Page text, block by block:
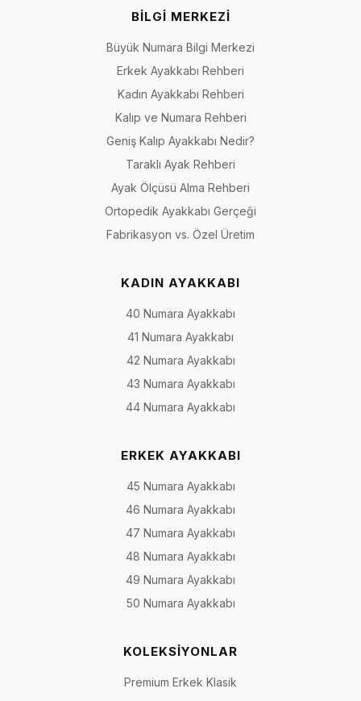
BİLGİ MERKEZİ
Büyük Numara Bilgi Merkezi
Erkek Ayakkabı Rehberi
Kadın Ayakkabı Rehberi
Kalıp ve Numara Rehberi
Geniş Kalıp Ayakkabı Nedir?
Taraklı Ayak Rehberi
Ayak Ölçüsü Alma Rehberi
Ortopedik Ayakkabı Gerçeği
Fabrikasyon vs. Özel Üretim
KADIN AYAKKABI
40 Numara Ayakkabı
41 Numara Ayakkabı
42 Numara Ayakkabı
43 Numara Ayakkabı
44 Numara Ayakkabı
ERKEK AYAKKABI
45 Numara Ayakkabı
46 Numara Ayakkabı
47 Numara Ayakkabı
48 Numara Ayakkabı
49 Numara Ayakkabı
50 Numara Ayakkabı
KOLEKSİYONLAR
Premium Erkek Klasik